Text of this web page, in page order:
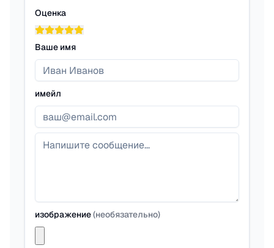
Оценка
Ваше имя
имейл
изображение(необязательно)